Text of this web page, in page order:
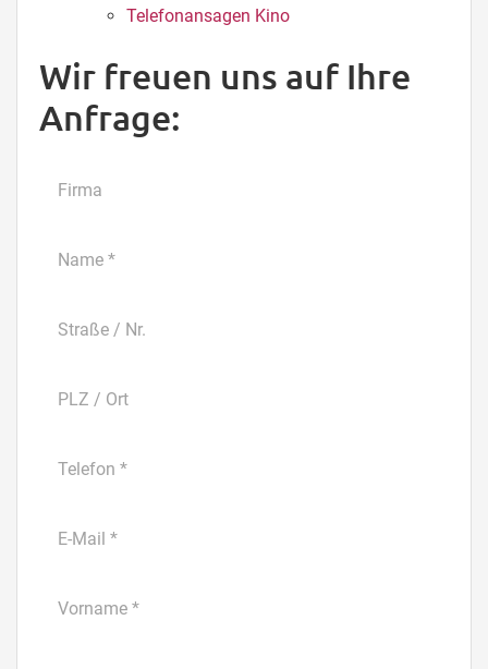
Telefonansagen Kino
Kontaktformular
Wir freuen uns auf Ihre
Anfrage: